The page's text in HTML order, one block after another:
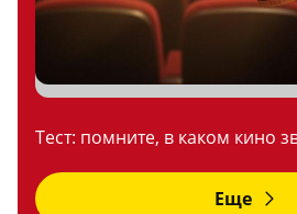
Тест: помните, в каком кино
Еще